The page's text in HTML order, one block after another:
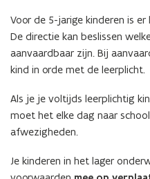
Voor de 5-jarige kinderen is
De directie kan beslissen
aanvaardbaar zijn. Bij
kind in orde met de leerplicht.
Als je je voltijds leerplichtig
moet het elke dag naar
afwezigheden.
Je kinderen in het lager